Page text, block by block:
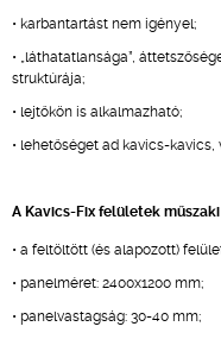
• karbantartást nem igényel;
• „láthatatlansága”,
struktúrája;
• lejtőkön is alkalmazható;
• lehetőséget ad kavics-
A Kavics-Fix felületek
• a feltöltött (és alapozott)
• panelméret: 2400x1200 mm;
• panelvastagság: 30-40 mm;